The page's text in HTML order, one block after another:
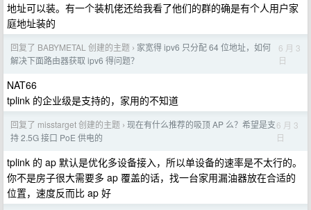
地址可以装。有一个装机佬还给我看了他们的群的确是有个人用户家
庭地址装的
回复了 BABYMETAL 创建的主题 › 家宽得 ipv6 只分配 64 位地址，如何
解决下面路由器获取 ipv6 得问题？
6 月 3
日
NAT66
tplink 的企业级是支持的，家用的不知道
回复了 misstarget 创建的主题 › 现在有什么推荐的吸顶 AP 么？希望是支
持 2.5G 接口 PoE 供电的
6 月 3
日
tplink 的 ap 默认是优化多设备接入，所以单设备的速率是不太行的。
你不是房子很大需要多 ap 覆盖的话，找一台家用漏油器放在合适的
位置，速度反而比 ap 好